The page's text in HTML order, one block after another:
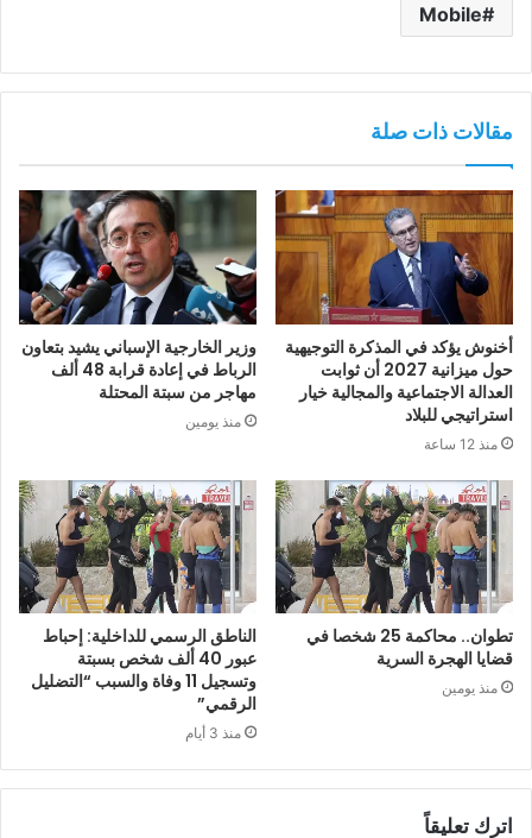
Mobile
مقالات ذات صلة
أخنوش يؤكد في المذكرة التوجيهية
حول ميزانية 2027 أن ثوابت
العدالة الاجتماعية والمجالية خيار
استراتيجي للبلاد
منذ 12 ساعة
وزير الخارجية الإسباني يشيد بتعاون
الرباط في إعادة قرابة 48 ألف
مهاجر من سبتة المحتلة
منذ يومين
تطوان.. محاكمة 25 شخصا في
قضايا الهجرة السرية
منذ يومين
الناطق الرسمي للداخلية: إحباط
عبور 40 ألف شخص بسبتة
وتسجيل 11 وفاة والسبب “التضليل
الرقمي”
منذ 3 أيام
اترك تعليقاً